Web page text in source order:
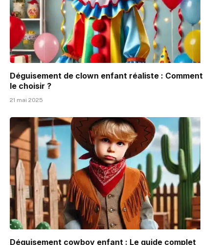
Déguisement de clown enfant réaliste : Comment
le choisir ?
21 mai 2025
Déguisement cowboy enfant : Le guide complet